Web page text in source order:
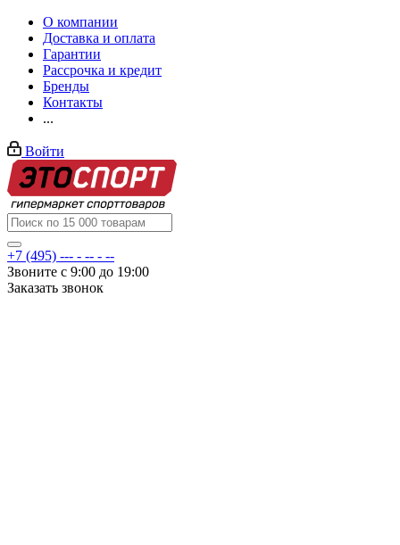
О компании
Доставка и оплата
Гарантии
Рассрочка и кредит
Бренды
Контакты
...
Войти
+7 (495) --- - -- - --
Звоните с 9:00 до 19:00
Заказать звонок